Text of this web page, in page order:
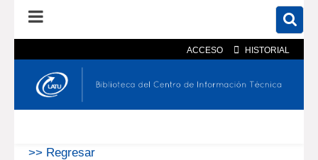
ACCESO HISTORIAL
En el catálogo En el sitio
>> Regresar